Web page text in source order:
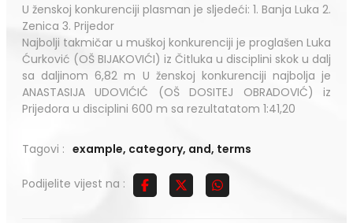
U ženskoj konkurenciji plasman je sljedeći: 1. Banja Luka 2.
Zenica 3. Prijedor
Najbolji takmičar u muškoj konkurenciji je proglašen Luka
Ćurković (OŠ BIJAKOVIĆI) iz Čitluka u disciplini skok u dalj
sa daljinom 6,82 m U ženskoj konkurenciji najbolja je
ANASTASIJA UDOVIĆIĆ (OŠ DOSITEJ OBRADOVIĆ) iz
Prijedora u disciplini 600 m sa rezultatatom 1:41,20
Tagovi : example, category, and, terms
Podijelite vijest na :